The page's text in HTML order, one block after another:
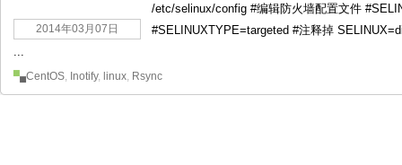
2014年03月07日
/etc/selinux/config #编辑防火墙配置文件
#SELINUXTYPE=targeted #注释掉
...
CentOS, Inotify, linux, Rsync